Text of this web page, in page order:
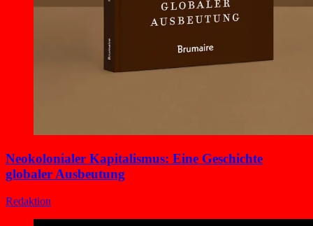
Neokolonialer Kapitalismus: Eine Geschichte
globaler Ausbeutung
Redaktion